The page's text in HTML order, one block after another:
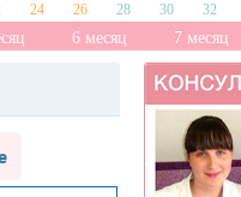
24 26 28 30 32
6 месяц 7 месяц